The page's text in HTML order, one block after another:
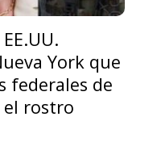
York que
federales de
rostro